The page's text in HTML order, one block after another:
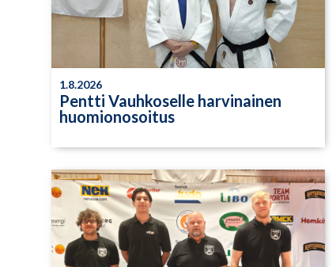
1.8.2026
Pentti Vauhkoselle harvinainen
huomionosoitus